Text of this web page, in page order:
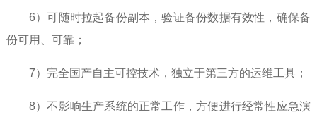
6）可随时拉起备份副本，验证备份数据有效性，确保备
份可用、可靠；
7）完全国产自主可控技术，独立于第三方的运维工具；
8）不影响生产系统的正常工作，方便进行经常性应急演